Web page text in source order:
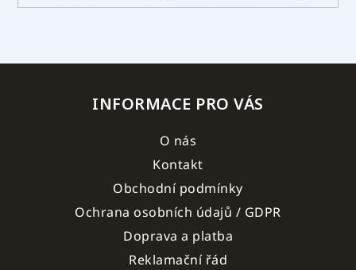
INFORMACE PRO VÁS
O nás
Kontakt
Obchodní podmínky
Ochrana osobních údajů / GDPR
Doprava a platba
Reklamační řád